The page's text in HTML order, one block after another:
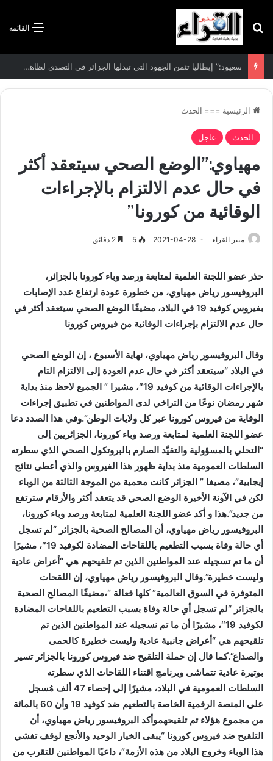
القائمة بحث عن
الاتفاقية الأممية بشأن تغير المناخ :الجزائر تودع مساهمتها الوطنية المحددة لسنة 2026
الرئيسية === الحدث
الحدث عاجل
مهياوي:”الوضع الصحي سيتعقد أكثر
في حال عدم الالتزام بالإجراءات
الوقائية من كورونا”
منبر القراء 2021-04-28
5
حذر عضو اللجنة العلمية لمتابعة ورصد وباء كورونا بالجزائر،
البروفيسور رياض مهياوي، من خطورة عودة ارتفاع عدد الإصابات
بفيروس كوفيد 19 في البلاد، مضيفًا الوضع الصحي سيتعقد أكثر في
حال عدم الالتزام بإجراءات الوقائية من فيروس كورونا
وقال البروفيسور رياض مهياوي، نهاية الأسبوع ، إن الوضع الصحي
في البلاد “سيتعقد أكثر في حال عدم العودة إلى الالتزام التام
بالإجراءات الوقائية من كوفيد 19″، مشيرا ” الجميع لاحظ منذ بداية
شهر رمضان نوعًا من التراخي لدى المواطنين في تطبيق إجراءات
الوقاية من فيروس كورونا عبر كل ولايات الوطن”.وفي هذا الصدد دعا
عضو اللجنة العلمية لمتابعة ورصد وباء كورونا، الجزائريين إلى
“التحلي بالمسؤولية والتقيّد الصارم بالبروتكول الصحي الذي سطرته
السلطات العمومية منذ بداية ظهور هذا الفيروس والذي أعطى نتائج
إيجابية”، مصيفا ” الجزائر كانت محمية من الموجة الثالثة من الوباء
لكن في الآونة الأخيرة الوضع الصحي قد يتعقد أكثر والأرقام سترتفع
من جديد”.هذا و أكد عضو اللجنة العلمية لمتابعة ورصد وباء كورونا،
البروفيسور رياض مهياوي، أن المصالح الصحية بالجزائر “لم تسجل
أي حالة وفاة بسبب التطعيم باللقاحات المضادة لكوفيد 19″، مشيرًا
أن ما تم تسجيله عند المواطنين الذين تم تلقيحهم هي “أعراض عادية
وليست خطيرة”.وقال البروفيسور رياض مهياوي، إن اللقحات
المتوفرة في السوق العالمية” كلها فعالة “،مضيفًا المصالح الصحية
بالجزائر “لم تسجل أي حالة وفاة بسبب التطعيم باللقاحات المضادة
لكوفيد 19″، مشيرًا أن ما تم نسجيله عند المواطنين الذين تم
تلقيحهم هي “أعراض جانبية عادية وليست خطيرة كالحمى
والصداع”.كما قال إن حملة التلقيح ضد فيروس كورونا بالجزائر تسير
بوتيرة عادية تتماشى وبرنامج اقتناء اللقاحات الذي سطرته
السلطات العمومية في البلاد، مشيرًا إلى إحصاء 47 ألف مُسجل
على المنصة الرقمية الخاصة بالتطعيم ضد كوفيد 19 وأن 60 بالمائة
من مجموع هؤلاء تم تلقيحهموأكد البروفيسور رياض مهياوي، أن
التلقيح ضد فيروس كورونا “يبقى الخيار الوحيد والأنجع لوقف تفشي
هذا الوباء وخروج البلاد من هذه الأزمة”، داعيًا المواطنين للتقرب من